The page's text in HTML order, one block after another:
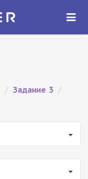
ОТКРЫТЬ
/ Задание 3 /